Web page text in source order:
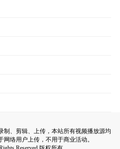
制、剪辑、上传，本站所有视频播放源均
络用户上传，不用于商业活动。